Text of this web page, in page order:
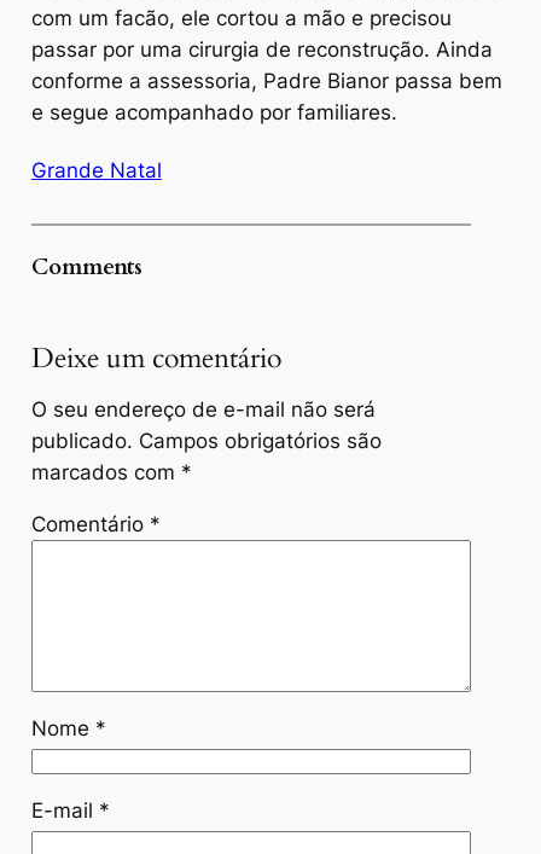
com um facão, ele cortou a mão e precisou
passar por uma cirurgia de reconstrução. Ainda
conforme a assessoria, Padre Bianor passa bem
e segue acompanhado por familiares.
Grande Natal
Comments
Deixe um comentário
O seu endereço de e-mail não será
publicado. Campos obrigatórios são
marcados com *
Comentário *
Nome *
E-mail *